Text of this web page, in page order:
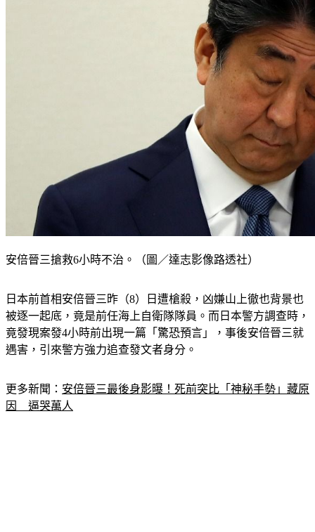
安倍晉三搶救6小時不治。（圖／達志影像路透社）
日本前首相安倍晉三昨（8）日遭槍殺，凶嫌山上徹也背景也
被逐一起底，竟是前任海上自衛隊隊員。而日本警方調查時，
竟發現案發4小時前出現一篇「驚恐預言」，事後安倍晉三就
遇害，引來警方強力追查發文者身分。
更多新聞： 安倍晉三最後身影曝！死前突比「神秘手勢」藏原
因　逼哭萬人